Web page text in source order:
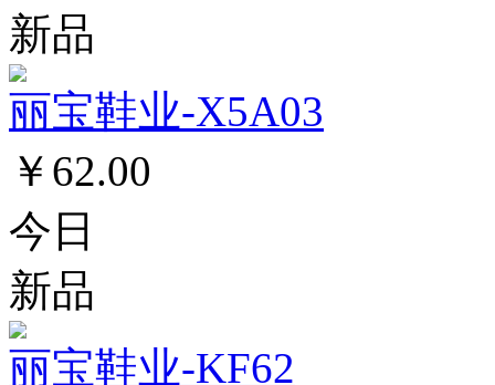
新品
丽宝鞋业-X5A03
￥62.00
今日
新品
丽宝鞋业-KF62